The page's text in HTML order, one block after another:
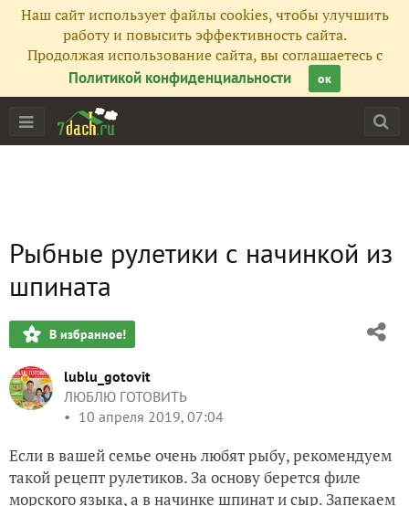
Наш сайт использует файлы cookies, чтобы улучшить
работу и повысить эффективность сайта.
Продолжая использование сайта, вы соглашаетесь с
Политикой конфиденциальности
ок
Рыбные рулетики с начинкой из
шпината
В избранное!
lublu_gotovit
ЛЮБЛЮ ГОТОВИТЬ
10 апреля 2019, 07:04
Если в вашей семье очень любят рыбу, рекомендуем
такой рецепт рулетиков. За основу берется филе
морского языка, а в начинке шпинат и сыр. Запекаем